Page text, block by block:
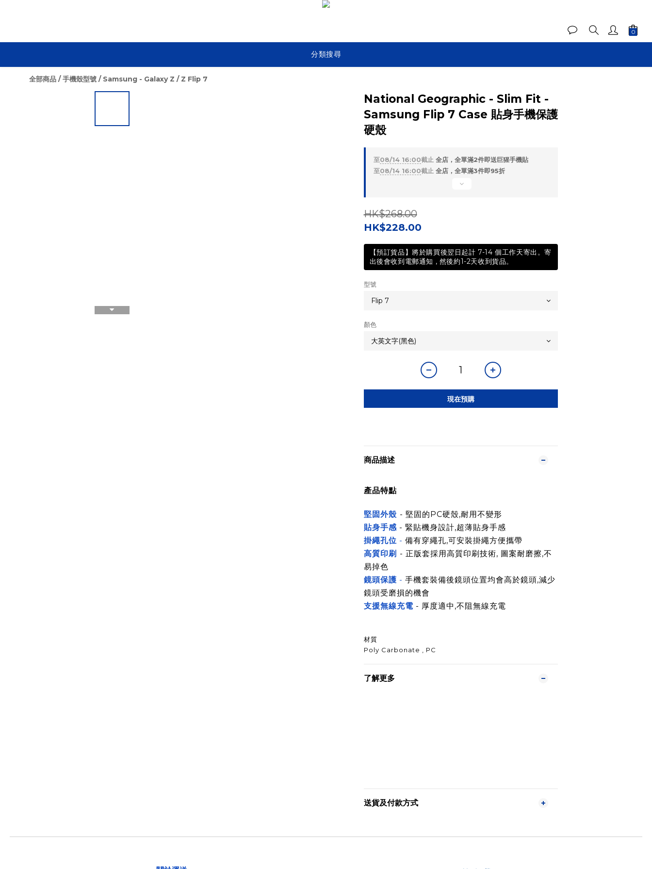
分類搜尋
全部商品 /手機殼型號 / Samsung - Galaxy Z / Z Flip 7
National Geographic - Slim Fit -
Samsung Flip 7 Case 貼身手機保護
硬殼
至08/14 16:00截止 全店，全單滿2件即送巨猩手機貼
至08/14 16:00截止 全店，全單滿3件即95折
HK$268.00
HK$228.00
【預訂貨品】將於購買後翌日起計 7-14 個工作天寄出。寄
出後會收到電郵通知 , 然後約1-2天收到貨品。
型號
顏色
現在預購
商品描述
產品特點
堅固外殼 - 堅固的PC硬殼,耐用不變形
貼身手感- 緊貼機身設計,超薄貼身手感
掛繩孔位 - 備有穿繩孔,可安裝掛繩方便攜帶
高質印刷 - 正版套採用高質印刷技術, 圖案耐磨擦,不
易掉色
鏡頭保護 - 手機套裝備後鏡頭位置均會高於鏡頭,減少
鏡頭受磨損的機會
支援無線充電- 厚度適中,不阻無線充電
材質
Poly Carbonate , PC
了解更多
送貨及付款方式